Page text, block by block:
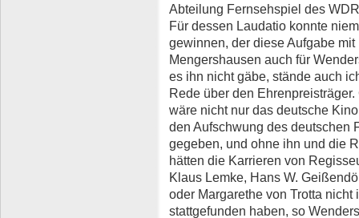
Abteilung Fernsehspiel des
Für dessen Laudatio konnte
gewinnen, der diese Aufgabe
Mengershausen auch für
es ihn nicht gäbe, stände auch
Rede über den
wäre nicht nur das deutsche
den Aufschwung des deutschen
gegeben, und ohne ihn und die
hätten die Karrieren von
Klaus Lemke, Hans W.
oder Margarethe von Trotta
stattgefunden haben, so